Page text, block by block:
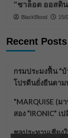
“ชาล็อต ออสติ
BlackBlood 15/
Recent Posts
กรมประมงฟื้น “
โปรตีนยั่งยืนตาม
“MARQUISE (ม
สอง “IRONIC”
ชลประทานเชียง